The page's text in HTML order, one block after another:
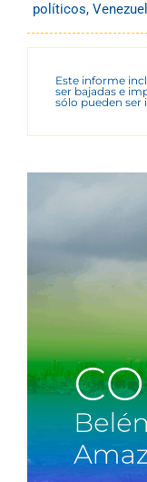
políticos,
Este informe
ser bajadas e
sólo pueden